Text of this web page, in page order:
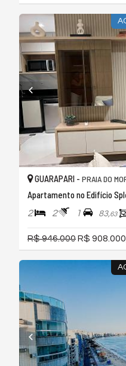
GUARAPARI - PRAIA DO
Apartamento no Edifício
2 2 1 83,63
R$ 946.000R$ 908.000,